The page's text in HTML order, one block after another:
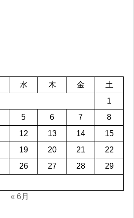
水 木 金
土
1
5 6 7
8
12 13 14
15
19 20 21
22
26 27 28
29
« 6月